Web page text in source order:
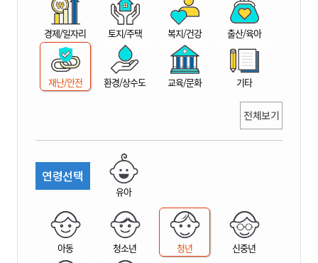
산
경제/일자리 토지/주택 복지/건강 출산/육아
재난/안전 환경/상수도 교육/문화 기타
전체보기
연령선택
유아
아동 청소년 청년 신중년